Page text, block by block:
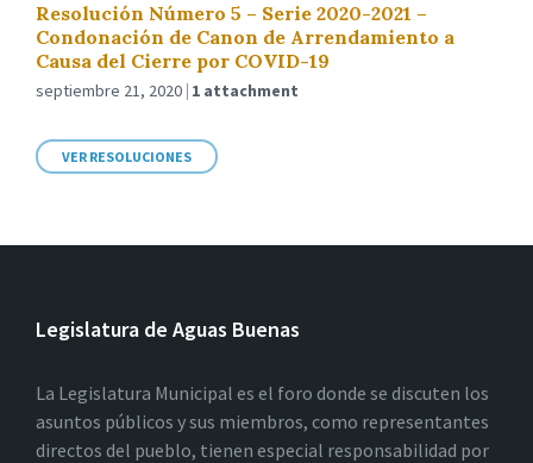
Resolución Número 5 – Serie 2020-2021 –
Condonación de Canon de Arrendamiento a
Causa del Cierre por COVID-19
septiembre 21, 2020 1 attachment
VER RESOLUCIONES
Legislatura de Aguas Buenas
La Legislatura Municipal es el foro donde se discuten los
asuntos públicos y sus miembros, como representantes
directos del pueblo, tienen especial responsabilidad por